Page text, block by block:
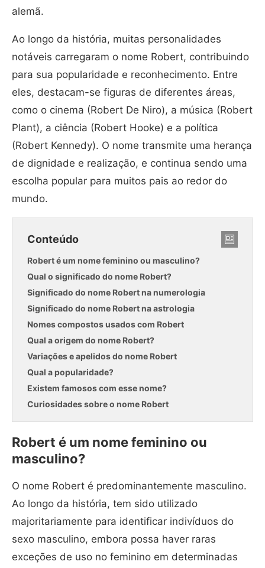
alemã.
Ao longo da história, muitas personalidades
notáveis carregaram o nome Robert, contribuindo
para sua popularidade e reconhecimento. Entre
eles, destacam-se figuras de diferentes áreas,
como o cinema (Robert De Niro), a música (Robert
Plant), a ciência (Robert Hooke) e a política
(Robert Kennedy). O nome transmite uma herança
de dignidade e realização, e continua sendo uma
escolha popular para muitos pais ao redor do
mundo.
Conteúdo
Robert é um nome feminino ou masculino?
Qual o significado do nome Robert?
Significado do nome Robert na numerologia
Significado do nome Robert na astrologia
Nomes compostos usados com Robert
Qual a origem do nome Robert?
Variações e apelidos do nome Robert
Qual a popularidade?
Existem famosos com esse nome?
Curiosidades sobre o nome Robert
Robert é um nome feminino ou
masculino?
O nome Robert é predominantemente masculino.
Ao longo da história, tem sido utilizado
majoritariamente para identificar indivíduos do
sexo masculino, embora possa haver raras
exceções de uso no feminino em determinadas